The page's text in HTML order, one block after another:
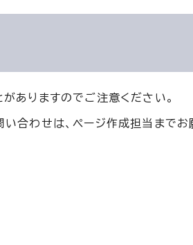
ありますのでご注意ください。
合わせは、ページ作成担当までお